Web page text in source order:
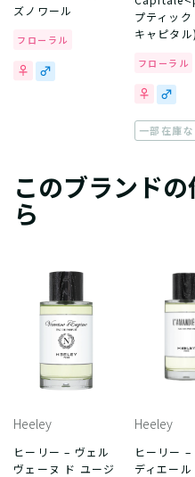
ズノワール
フローラル
プティッ
キャピタル)
フローラル
一部在庫な
このブランド
ら
Heeley
ヒーリー – ヴェル
ヴェーヌ ド ユージ
Heeley
ヒーリー –
ディエール